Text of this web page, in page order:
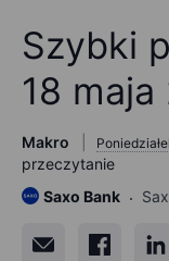
Szybki
18
Makro
przeczytanie
Saxo Bank